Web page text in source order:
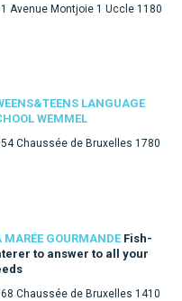
1 Avenue Montjoie 1 Uccle 1180
LANGUAGE
WEMMEL
54 Chaussée de Bruxelles 1780
MARÉE GOURMANDE Fish-
to answer to all your
68 Chaussée de Bruxelles 1410